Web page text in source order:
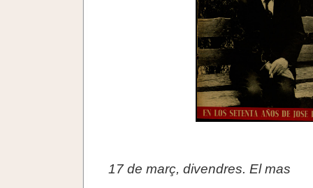
17 de març, divendres. El mas